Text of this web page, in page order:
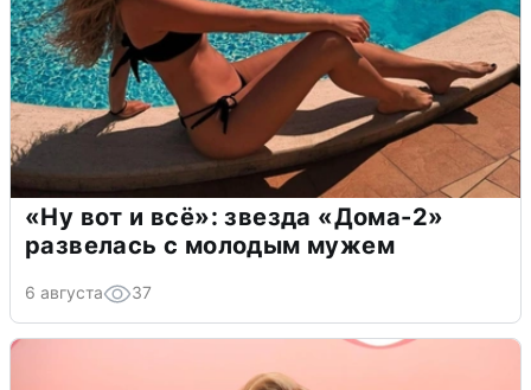
«Ну вот и всё»: звезда «Дома-2»
развелась с молодым мужем
6 августа 37